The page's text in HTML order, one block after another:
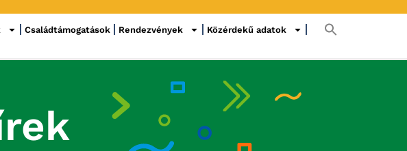
Családtámogatások Rendezvények Közérdekű adatok